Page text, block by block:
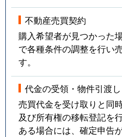
不動産売買契約
購入希望者が見つかった
で各種条件の調整を行い
す。
代金の受領・物件引渡し
売買代金を受け取りと同
及び所有権の移転登記を
ある場合には、確定申告